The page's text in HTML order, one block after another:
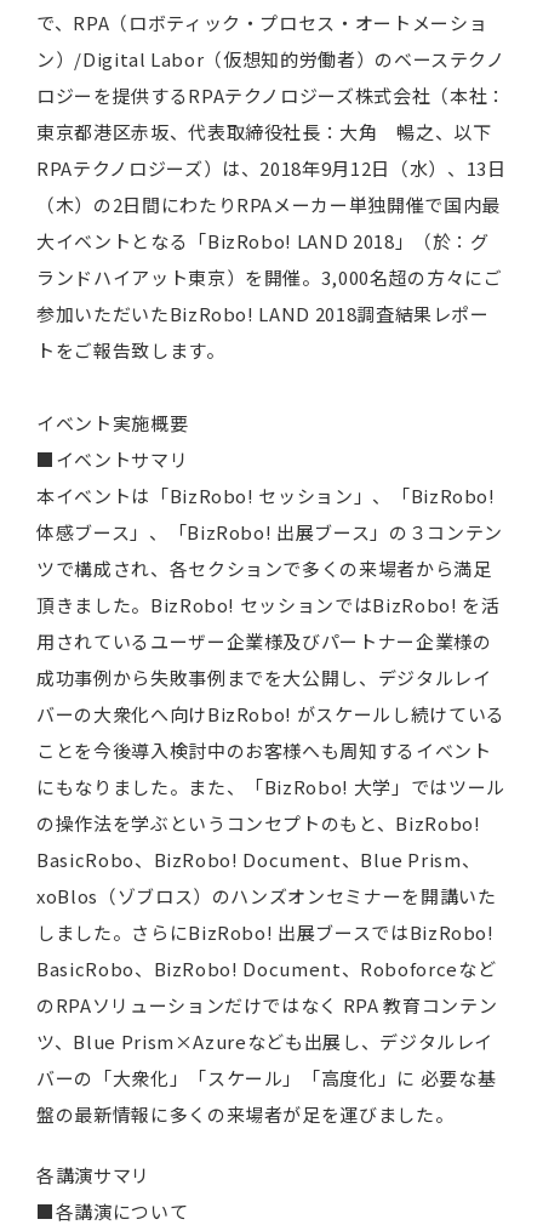
で、RPA（ロボティック・プロセス・オートメーショ
ン）/Digital Labor（仮想知的労働者）のベーステクノ
ロジーを提供するRPAテクノロジーズ株式会社（本社：
東京都港区赤坂、代表取締役社長：大角 暢之、以下
RPAテクノロジーズ）は、2018年9月12日（水）、13日
（木）の2日間にわたりRPAメーカー単独開催で国内最
大イベントとなる「BizRobo! LAND 2018」（於：グ
ランドハイアット東京）を開催。3,000名超の方々にご
参加いただいたBizRobo! LAND 2018調査結果レポー
トをご報告致します。
イベント実施概要
■イベントサマリ
本イベントは「BizRobo! セッション」、「BizRobo!
体感ブース」、「BizRobo! 出展ブース」の３コンテン
ツで構成され、各セクションで多くの来場者から満足
頂きました。BizRobo! セッションではBizRobo! を活
用されているユーザー企業様及びパートナー企業様の
成功事例から失敗事例までを大公開し、デジタルレイ
バーの大衆化へ向けBizRobo! がスケールし続けている
ことを今後導入検討中のお客様へも周知するイベント
にもなりました。また、「BizRobo! 大学」ではツール
の操作法を学ぶというコンセプトのもと、BizRobo!
BasicRobo、BizRobo! Document、Blue Prism、
xoBlos（ゾブロス）のハンズオンセミナーを開講いた
しました。さらにBizRobo! 出展ブースではBizRobo!
BasicRobo、BizRobo! Document、Roboforceなど
のRPAソリューションだけではなく RPA 教育コンテン
ツ、Blue Prism×Azureなども出展し、デジタルレイ
バーの「大衆化」「スケール」「高度化」に 必要な基
盤の最新情報に多くの来場者が足を運びました。
各講演サマリ
■各講演について